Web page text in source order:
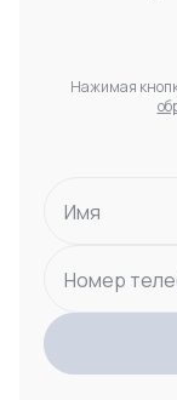
Нажимая
Имя
Номер